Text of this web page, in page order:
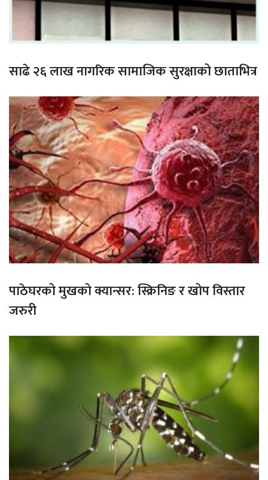
साढे २६ लाख नागरिक सामाजिक सुरक्षाको छाताभित्र
पाठेघरको मुखको क्यान्सर: स्क्रिनिङ र खोप विस्तार
जरुरी